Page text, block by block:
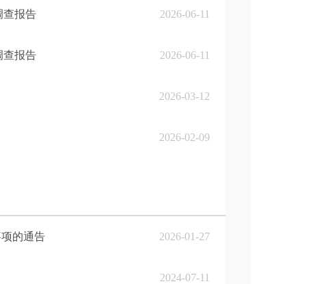
查报告 2026-06-11
查报告 2026-06-11
2026-03-12
2026-02-09
的通告 2026-01-27
2024-07-11